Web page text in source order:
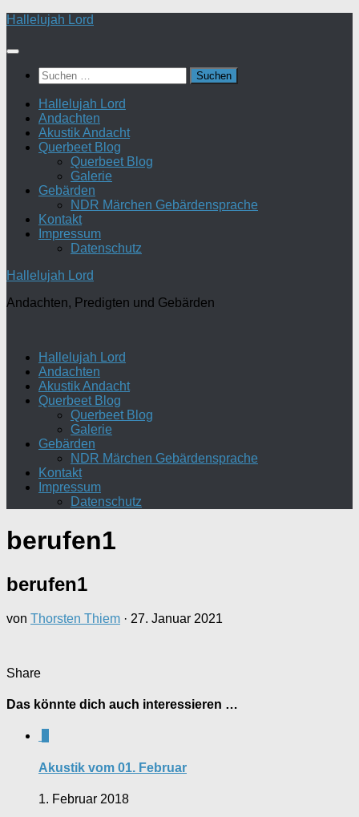
Zum
springen
Hallelujah Lord
Suchen
nach:
Hallelujah Lord
Andachten
Akustik Andacht
Querbeet Blog
Querbeet Blog
Galerie
Gebärden
NDR Märchen Gebärdensprache
Kontakt
Impressum
Datenschutz
Hallelujah Lord
Andachten, Predigten und Gebärden
Hallelujah Lord
Andachten
Akustik Andacht
Querbeet Blog
Querbeet Blog
Galerie
Gebärden
NDR Märchen Gebärdensprache
Kontakt
Impressum
Datenschutz
berufen1
berufen1
von Thorsten Thiem · 27. Januar 2021
Share
Das könnte dich auch interessieren …
Akustik vom 01. Februar
1. Februar 2018